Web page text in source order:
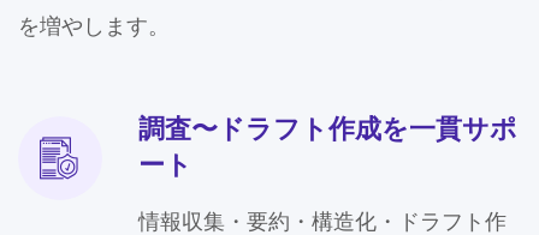
を増やします。
調査〜ドラフト作成を一貫サポ
ート
情報収集・要約・構造化・ドラフト作